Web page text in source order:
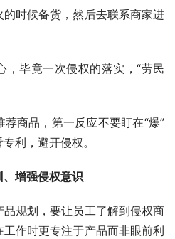
时候备货，然后去联系商家进
，毕竟一次侵权的落实，“劳民
商品，第一反应不要盯在“爆”
利，避开侵权。
增强侵权意识
规划，要让员工了解到侵权商
作时更专注于产品而非眼前利